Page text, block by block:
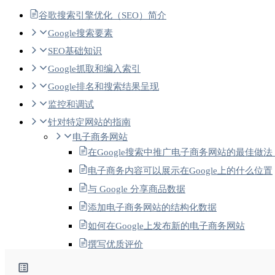
谷歌搜索引擎优化（SEO）简介
Google搜索要素
SEO基础知识
Google抓取和编入索引
Google排名和搜索结果呈现
监控和调试
针对特定网站的指南
电子商务网站
在Google搜索中推广电子商务网站的最佳做法
电子商务内容可以展示在Google上的什么位置
与 Google 分享商品数据
添加电子商务网站的结构化数据
如何在Google上发布新的电子商务网站
撰写优质评价